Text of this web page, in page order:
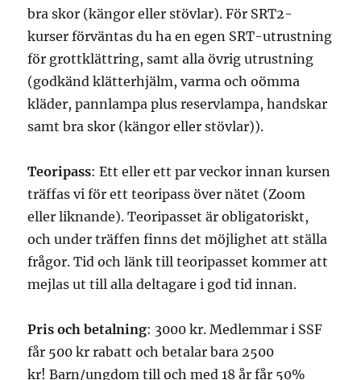
bra skor (kängor eller stövlar). För SRT2-
kurser förväntas du ha en egen SRT-utrustning
för grottklättring, samt alla övrig utrustning
(godkänd klätterhjälm, varma och oömma
kläder, pannlampa plus reservlampa, handskar
samt bra skor (kängor eller stövlar)).
Teoripass: Ett eller ett par veckor innan kursen
träffas vi för ett teoripass över nätet (Zoom
eller liknande). Teoripasset är obligatoriskt,
och under träffen finns det möjlighet att ställa
frågor. Tid och länk till teoripasset kommer att
mejlas ut till alla deltagare i god tid innan.
Pris och betalning: 3000 kr. Medlemmar i SSF
får 500 kr rabatt och betalar bara 2500
kr! Barn/ungdom till och med 18 år får 50%